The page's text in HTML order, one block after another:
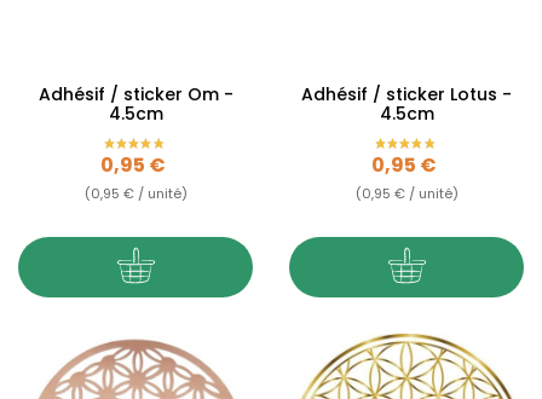
Adhésif / sticker Om -
4.5cm
Prix
0,95 €
(0,95 € / unité)
Adhésif / sticker Lotus -
4.5cm
Prix
0,95 €
(0,95 € / unité)